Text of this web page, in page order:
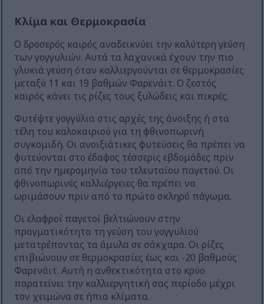
Κλίμα και Θερμοκρασία
Ο δροσερός καιρός αναδεικνύει την καλύτερη γεύση
των γογγυλιών. Αυτά τα λαχανικά έχουν την πιο
γλυκιά γεύση όταν καλλιεργούνται σε θερμοκρασίες
μεταξύ 11 και 19 βαθμών Φαρενάιτ. Ο ζεστός
καιρός κάνει τις ρίζες τους ξυλώδεις και πικρές.
Φυτέψτε γογγύλια στις αρχές της άνοιξης ή στα
τέλη του καλοκαιριού για τη φθινοπωρινή
συγκομιδή. Οι ανοιξιάτικες φυτεύσεις θα πρέπει να
φυτεύονται στο έδαφος τέσσερις εβδομάδες πριν
από την ημερομηνία του τελευταίου παγετού. Οι
φθινοπωρινές καλλιέργειες θα πρέπει να
ωριμάσουν πριν από το πρώτο σκληρό πάγωμα.
Οι ελαφροί παγετοί βελτιώνουν στην
πραγματικότητα τη γεύση του γογγυλιού
μετατρέποντας τα άμυλα σε σάκχαρα. Οι ρίζες
επιβιώνουν σε θερμοκρασίες έως και -20 βαθμούς
Φαρενάιτ. Αυτή η ανθεκτικότητα στο κρύο
παρατείνει την καλλιεργητική σας περίοδο μέχρι
τον χειμώνα σε ήπια κλίματα.